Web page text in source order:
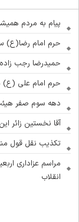
پیام به مردم
حرم امام رضا(ع)
حمیدرضا رجب
حرم امام علی (ع)
دهه سوم صفر هیئت
آقا نخستین زائر
تکذیب نقل قول
مراسم عزاداری
انقلاب